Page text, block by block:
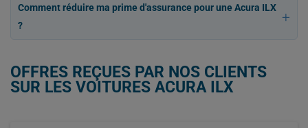
Comment réduire ma prime d'assurance pour une Acura ILX
?
OFFRES REÇUES PAR NOS CLIENTS
SUR LES VOITURES ACURA ILX